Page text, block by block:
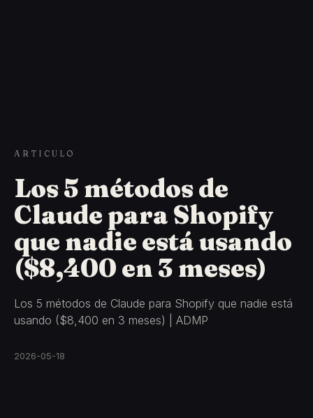
ARTICULO
Los 5 métodos de
Claude para Shopify
que nadie está usando
($8,400 en 3 meses)
Los 5 métodos de Claude para Shopify que nadie está
usando ($8,400 en 3 meses) | ADMP
2026-05-18